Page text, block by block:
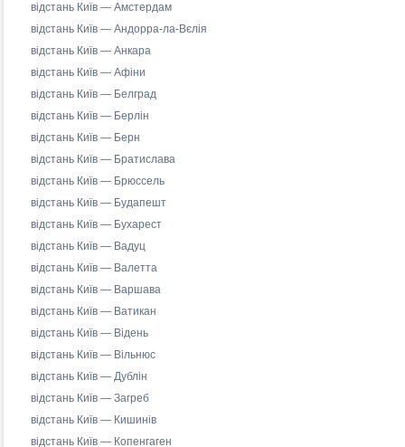
відстань Київ — Амстердам
відстань Київ — Андорра-ла-Вєлія
відстань Київ — Анкара
відстань Київ — Афіни
відстань Київ — Белград
відстань Київ — Берлін
відстань Київ — Берн
відстань Київ — Братислава
відстань Київ — Брюссель
відстань Київ — Будапешт
відстань Київ — Бухарест
відстань Київ — Вадуц
відстань Київ — Валетта
відстань Київ — Варшава
відстань Київ — Ватикан
відстань Київ — Відень
відстань Київ — Вільнюс
відстань Київ — Дублін
відстань Київ — Загреб
відстань Київ — Кишинів
відстань Київ — Копенгаген